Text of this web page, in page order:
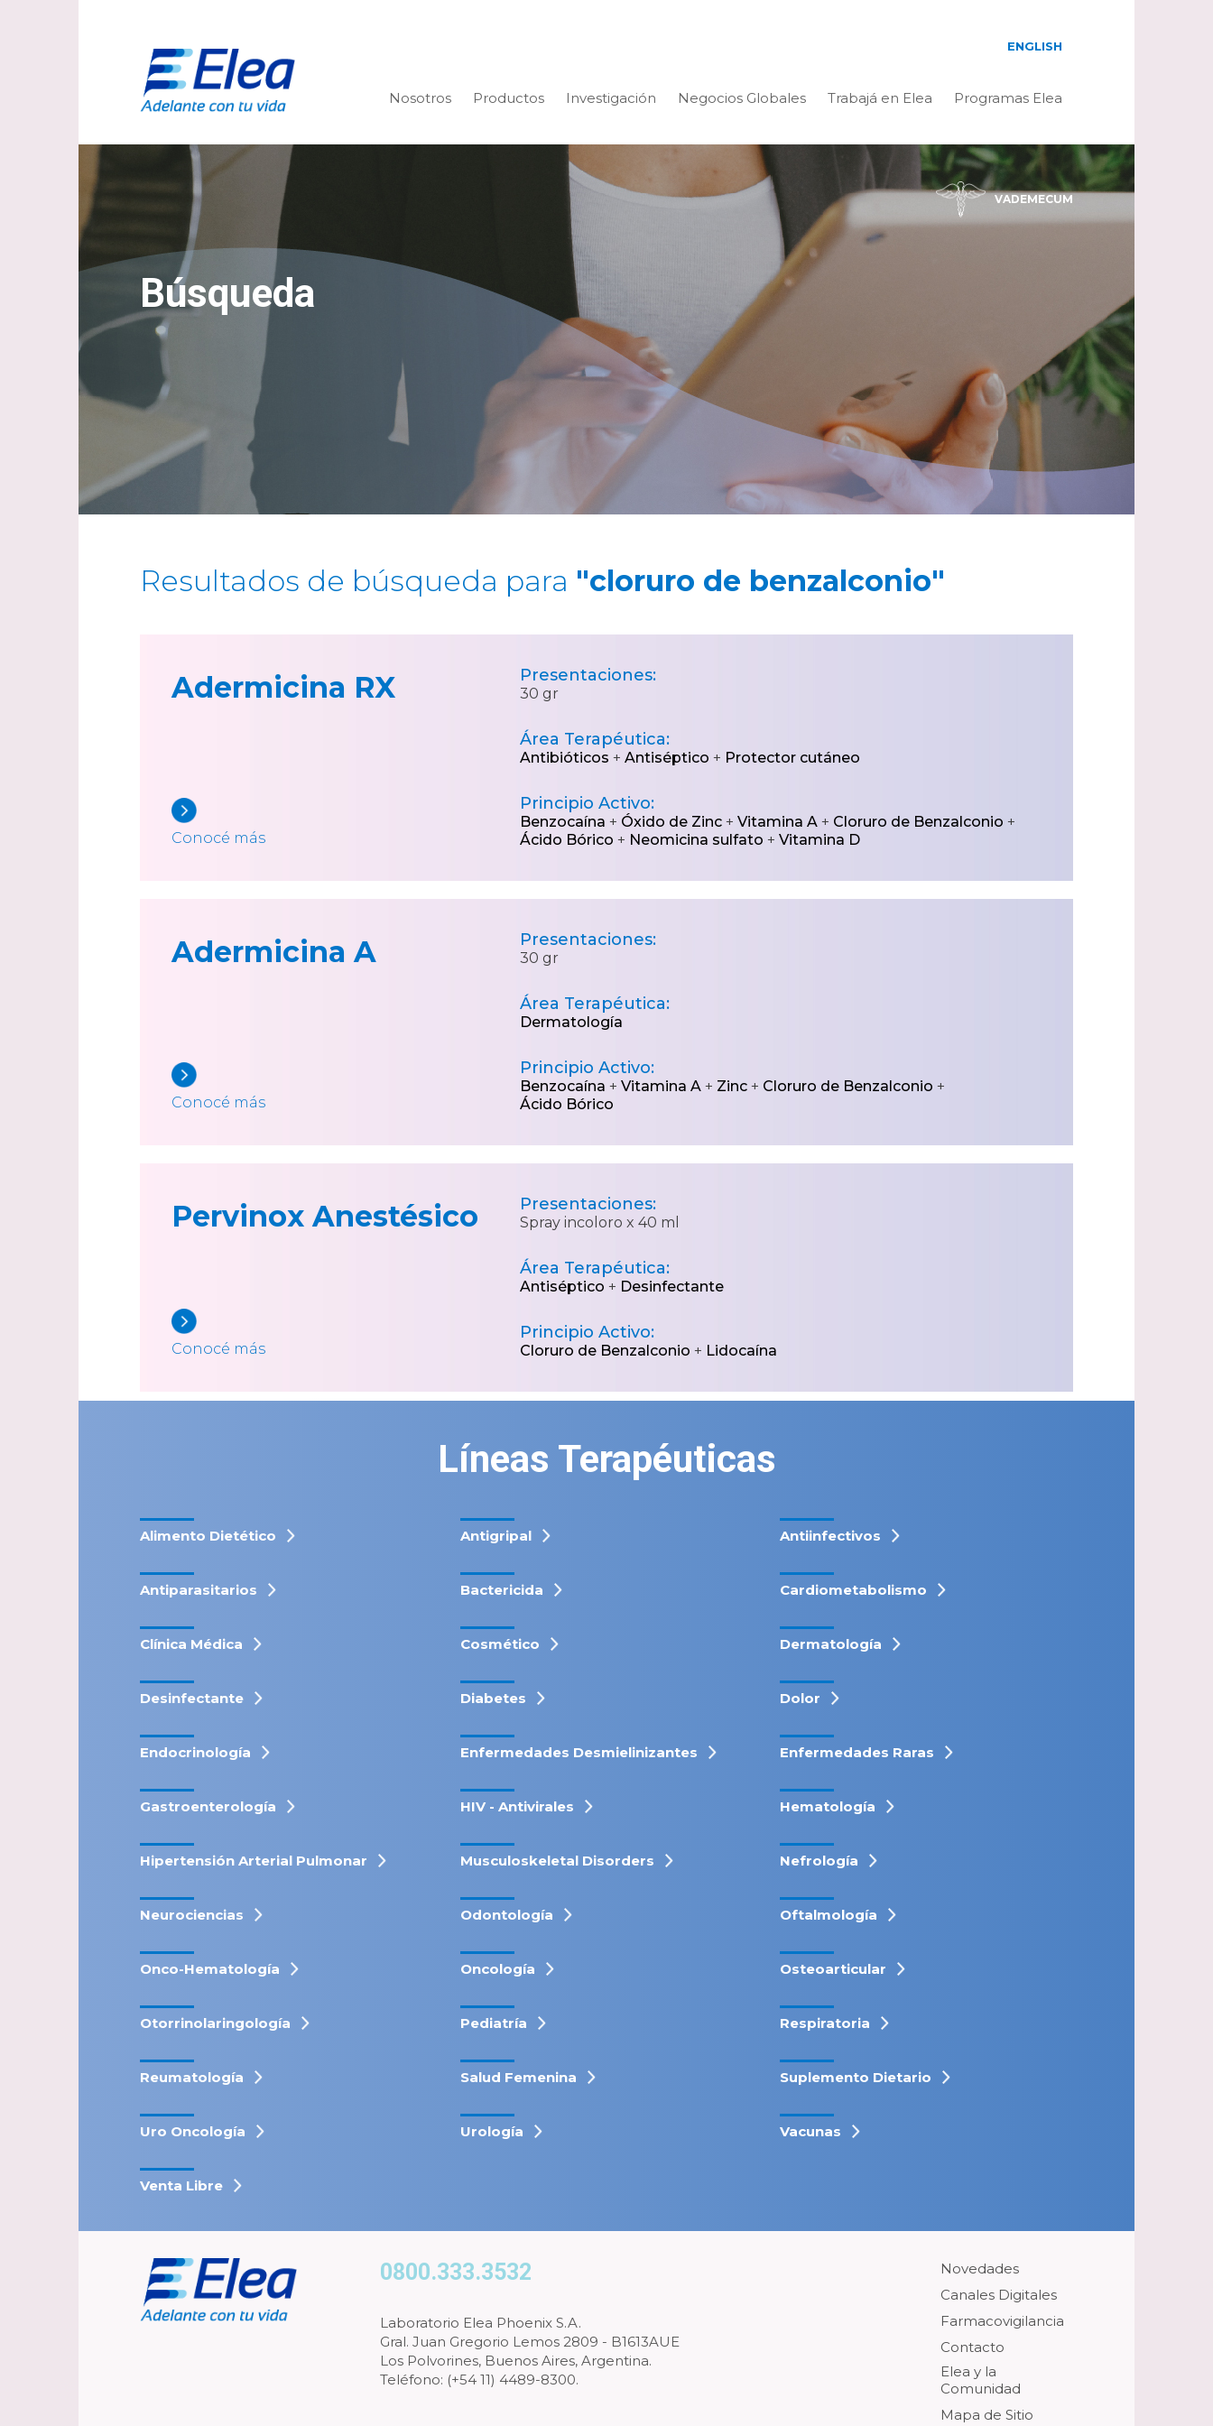
Nosotros Productos Investigación Negocios Globales Trabajá en Elea Programas Elea
ENGLISH
VADEMECUM
Búsqueda
Resultados de búsqueda para "cloruro de benzalconio"
Adermicina RX
Conocé más
Presentaciones:
30 gr
Área Terapéutica:
Antibióticos + Antiséptico + Protector cutáneo
Principio Activo:
Benzocaína + Óxido de Zinc+ Vitamina A+ Cloruro de Benzalconio +
Ácido Bórico + Neomicina sulfato + Vitamina D
Adermicina A
Conocé más
Presentaciones:
30 gr
Área Terapéutica:
Dermatología
Principio Activo:
Benzocaína + Vitamina A+ Zinc+ Cloruro de Benzalconio +
Ácido Bórico
Pervinox Anestésico
Conocé más
Presentaciones:
Spray incoloro x 40 ml
Área Terapéutica:
Antiséptico + Desinfectante
Principio Activo:
Cloruro de Benzalconio + Lidocaína
Líneas Terapéuticas
Alimento Dietético Antigripal Antiinfectivos
Antiparasitarios Bactericida Cardiometabolismo
Clínica Médica Cosmético Dermatología
Desinfectante Diabetes Dolor
Endocrinología Enfermedades Desmielinizantes Enfermedades Raras
Gastroenterología HIV - Antivirales Hematología
Hipertensión Arterial Pulmonar Musculoskeletal Disorders Nefrología
Neurociencias Odontología Oftalmología
Onco-Hematología Oncología Osteoarticular
Otorrinolaringología Pediatría Respiratoria
Reumatología Salud Femenina Suplemento Dietario
Uro Oncología Urología Vacunas
Venta Libre
0800.333.3532
Laboratorio Elea Phoenix S.A.
Gral. Juan Gregorio Lemos 2809 - B1613AUE
Los Polvorines, Buenos Aires, Argentina.
Teléfono: (+54 11) 4489-8300.
Novedades
Canales Digitales
Farmacovigilancia
Contacto
Elea y la
Comunidad
Mapa de Sitio